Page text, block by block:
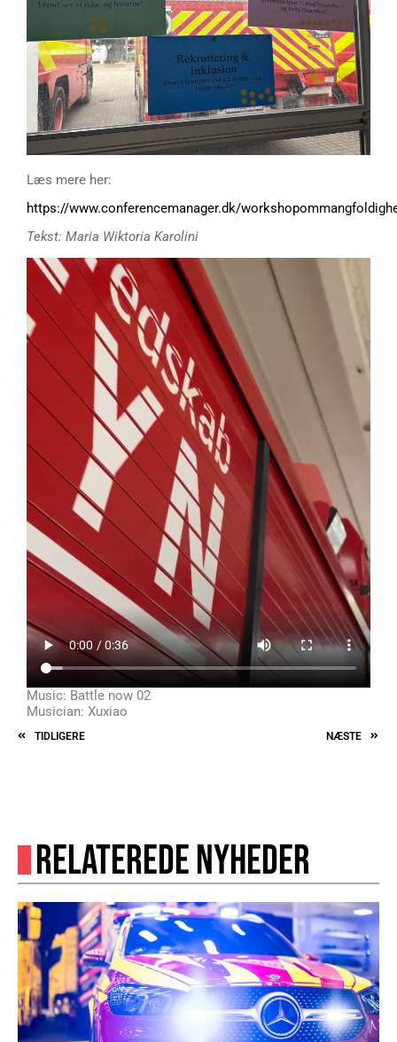
Læs mere her:
https://www.conferencemanager.dk/
Tekst: Maria Wiktoria Karolini
Music: Battle now 02
Musician: Xuxiao
TIDLIGERE NÆSTE
RELATEREDE NYHEDER